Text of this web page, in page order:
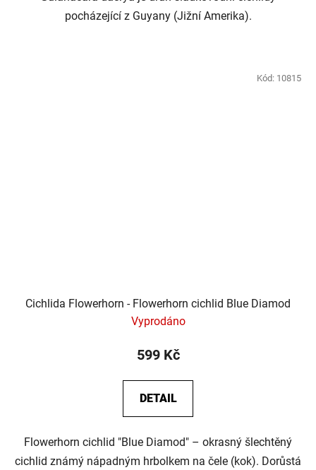
pocházející z Guyany (Jižní Amerika).
Cichlida Flowerhorn - Flowerhorn cichlid Blue Diamod
Vyprodáno
599 Kč
DETAIL
Flowerhorn cichlid "Blue Diamod" – okrasný šlechtěný
cichlid známý nápadným hrbolkem na čele (kok). Dorůstá
Kód: 10815